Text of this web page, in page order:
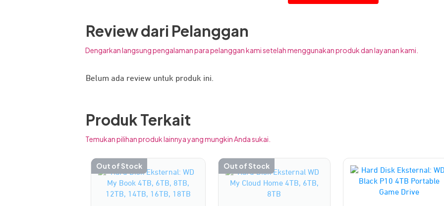
Review dari Pelanggan
Dengarkan langsung pengalaman para pelanggan kami setelah menggunakan produk dan layanan kami.
Belum ada review untuk produk ini.
Produk Terkait
Temukan pilihan produk lainnya yang mungkin Anda sukai.
Out of Stock Out of Stock